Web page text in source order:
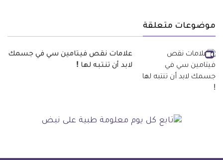
موضوعات متعلقة
علامات نقص فيتامين سي في جسمك
لابد أن تنتبه لها !